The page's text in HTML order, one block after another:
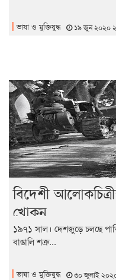
ভাষা ও মুক্তিযুদ্ধ ১৯ জুন ২০২০
বিদেশী
খোকন
১৯৭১ সাল। দেশজুড়ে চলছে
বাঙালি শত্রু...
ভাষা ও মুক্তিযুদ্ধ ৩০ জুলাই